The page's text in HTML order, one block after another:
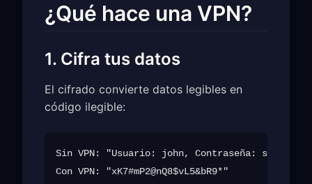
¿Qué hace una VPN?
1. Cifra tus datos
El cifrado convierte datos legibles en
código ilegible:
Sin VPN: "Usuario: john, Contraseña: